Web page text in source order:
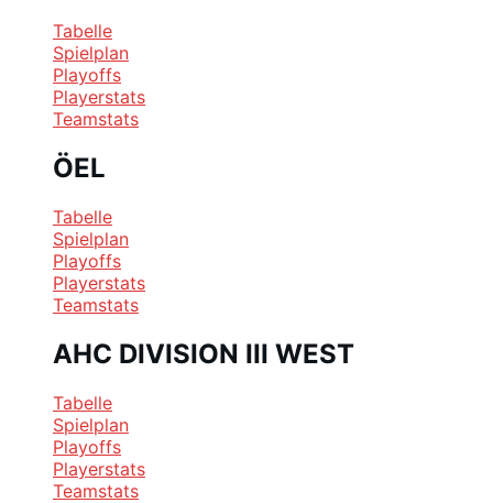
Tabelle
Spielplan
Playoffs
Playerstats
Teamstats
ÖEL
Tabelle
Spielplan
Playoffs
Playerstats
Teamstats
AHC DIVISION III WEST
Tabelle
Spielplan
Playoffs
Playerstats
Teamstats